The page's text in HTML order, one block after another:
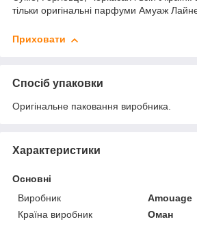
тільки оригінальні парфуми Амуаж
Приховати
Спосіб упаковки
Оригінальне паковання виробника.
Характеристики
Основні
Виробник
Amouage
Країна виробник
Оман